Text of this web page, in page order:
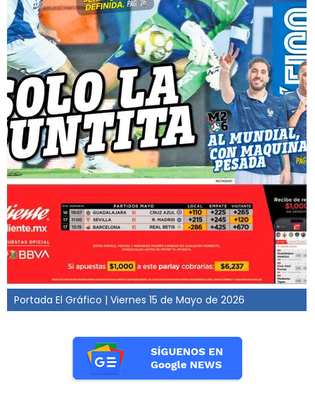
Portada El Gráfico | Viernes 15 de Mayo de 2026